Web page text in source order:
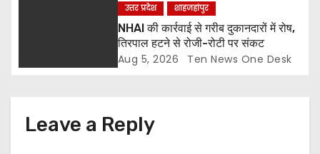
उत्तर प्रदेश शाहजहांपुर
NHAI की कार्रवाई से गरीब दुकानदारों में रोष,
तिरपाल हटने से रोजी-रोटी पर संकट
Aug 5, 2026 Ten News One Desk
Leave a Reply